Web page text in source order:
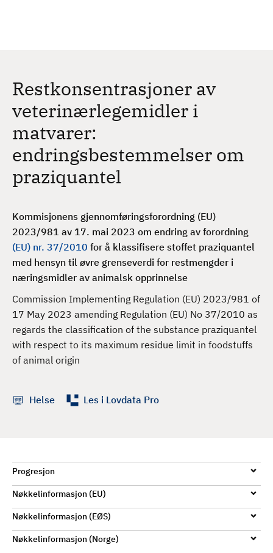
Restkonsentrasjoner av
veterinærlegemidler i
matvarer:
endringsbestemmelser om
praziquantel
Kommisjonens gjennomføringsforordning (EU)
2023/981 av 17. mai 2023 om endring av forordning
(EU) nr. 37/2010 for å klassifisere stoffet praziquantel
med hensyn til øvre grenseverdi for restmengder i
næringsmidler av animalsk opprinnelse
Commission Implementing Regulation (EU) 2023/981 of
17 May 2023 amending Regulation (EU) No 37/2010 as
regards the classification of the substance praziquantel
with respect to its maximum residue limit in foodstuffs
of animal origin
Helse Les i Lovdata Pro
Progresjon
Nøkkelinformasjon (EU)
Nøkkelinformasjon (EØS)
Nøkkelinformasjon (Norge)